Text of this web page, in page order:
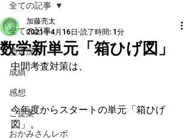
全ての記事
塾近況
成績
感想
ご提案
おかみさんレポ
全ての記事
数学新単元「箱ひげ図」
加藤亮太
2021年4月16日 読了時間: 1分
中間考査対策は、
今年度からスタートの単元「箱ひげ
図」。